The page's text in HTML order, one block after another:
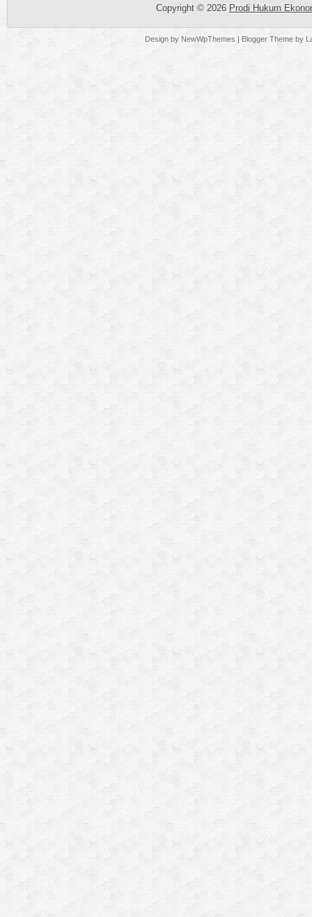
Copyright © 2026 Prodi Hukum
Design by NewWpThemes | Blogger Theme by